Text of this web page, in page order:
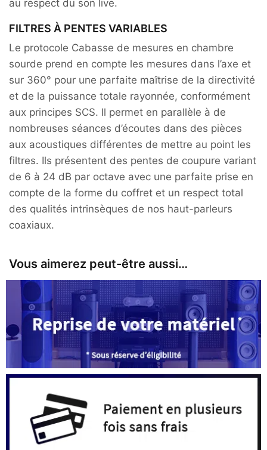
au respect du son live.
FILTRES À PENTES VARIABLES
Le protocole Cabasse de mesures en chambre
sourde prend en compte les mesures dans l’axe et
sur 360° pour une parfaite maîtrise de la directivité
et de la puissance totale rayonnée, conformément
aux principes SCS. Il permet en parallèle à de
nombreuses séances d’écoutes dans des pièces
aux acoustiques différentes de mettre au point les
filtres. Ils présentent des pentes de coupure variant
de 6 à 24 dB par octave avec une parfaite prise en
compte de la forme du coffret et un respect total
des qualités intrinsèques de nos haut-parleurs
coaxiaux.
Vous aimerez peut-être aussi…